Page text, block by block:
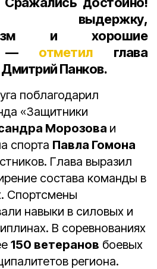
выдержку,
и хорошие
— отметилглава
Панков.
поблагодарил
«Защитники
Морозова и
спорта Павла Гомона
Глава выразил
состава команды в
Спортсмены
навыки в силовых и
В соревнованиях
150 ветеранов боевых
региона.